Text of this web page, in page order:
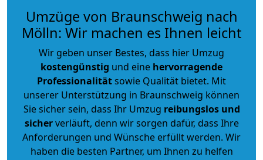
Umzüge von Braunschweig nach
Mölln: Wir machen es Ihnen leicht
Wir geben unser Bestes, dass hier Umzug
kostengünstig und eine hervorragende
Professionalitätsowie Qualität bietet. Mit
unserer Unterstützung in Braunschweig können
Sie sicher sein, dass Ihr Umzug reibungslos und
sicherverläuft, denn wir sorgen dafür, dass Ihre
Anforderungen und Wünsche erfüllt werden. Wir
haben die besten Partner, um Ihnen zu helfen